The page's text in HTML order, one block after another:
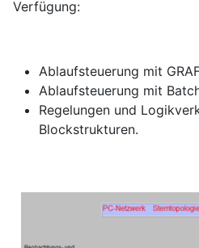
Verfügung:
Ablaufsteuerung mit
Ablaufsteuerung mit
Regelungen und
Blockstrukturen.